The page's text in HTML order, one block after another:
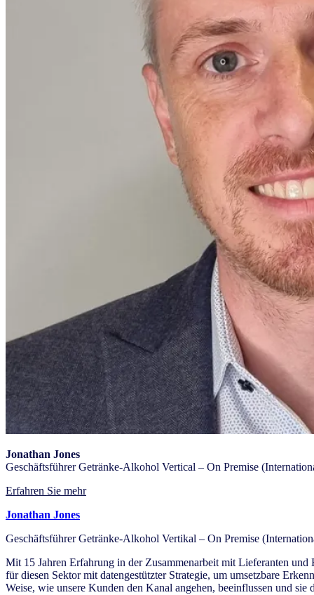
Jonathan Jones
Geschäftsführer Getränke-Alkohol Vertical – On Premise
Erfahren Sie mehr
Jonathan Jones
Geschäftsführer Getränke-Alkohol Vertikal – On Premise
Mit 15 Jahren Erfahrung in der Zusammenarbeit mit Lieferanten
für diesen Sektor mit datengestützter Strategie, um umsetzbare
Weise, wie unsere Kunden den Kanal angehen, beeinflussen und